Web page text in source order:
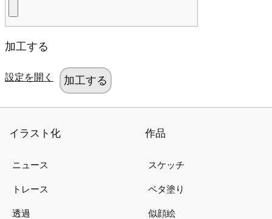
加工する
設定を開く
イラスト化
ニュース
トレース
透過
作品
スケッチ
ベタ塗り
似顔絵